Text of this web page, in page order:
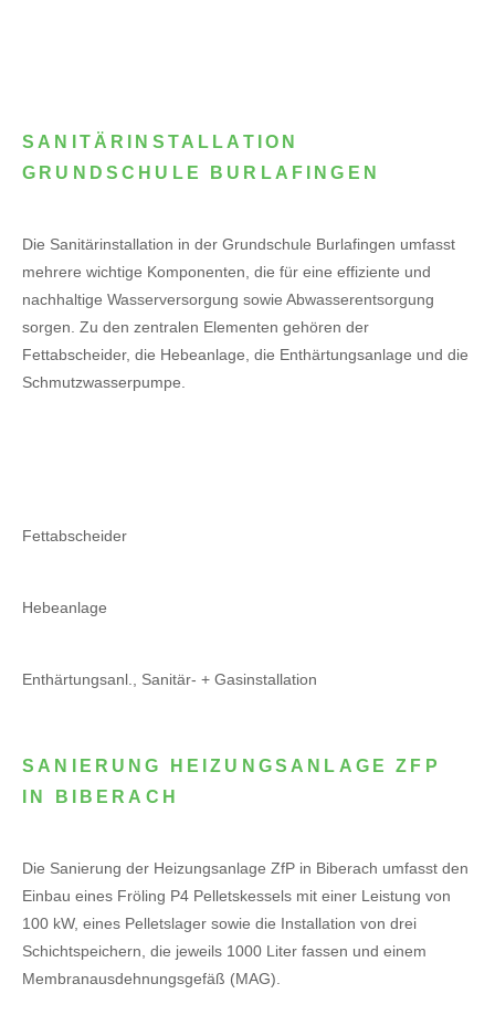
SANITÄRINSTALLATION
GRUNDSCHULE BURLAFINGEN
Die Sanitärinstallation in der Grundschule Burlafingen umfasst
mehrere wichtige Komponenten, die für eine effiziente und
nachhaltige Wasserversorgung sowie Abwasserentsorgung
sorgen. Zu den zentralen Elementen gehören der
Fettabscheider, die Hebeanlage, die Enthärtungsanlage und die
Schmutzwasserpumpe.
Fettabscheider
Hebeanlage
Enthärtungsanl., Sanitär- + Gasinstallation
SANIERUNG HEIZUNGSANLAGE ZFP
IN BIBERACH
Die Sanierung der Heizungsanlage ZfP in Biberach umfasst den
Einbau eines Fröling P4 Pelletskessels mit einer Leistung von
100 kW, eines Pelletslager sowie die Installation von drei
Schichtspeichern, die jeweils 1000 Liter fassen und einem
Membranausdehnungsgefäß (MAG).